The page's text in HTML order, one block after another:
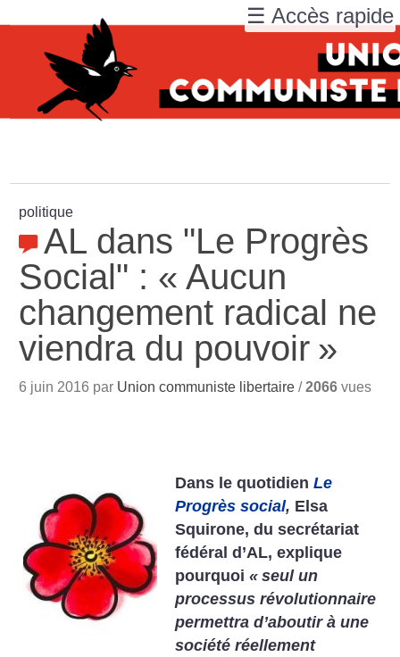
politique
AL dans "Le Progrès
Social" : « Aucun
changement radical ne
viendra du pouvoir »
6 juin 2016 par Union communiste libertaire /2066 vues
Dans le quotidienLe
Progrès social, Elsa
Squirone, du secrétariat
fédéral d’AL, explique
pourquoi« seul un
processus révolutionnaire
permettra d’aboutir à une
société réellement
☰ Accès rapide